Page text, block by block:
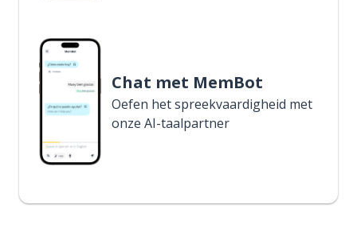
Chat met MemBot
Oefen het spreekvaardigheid met
onze AI-taalpartner